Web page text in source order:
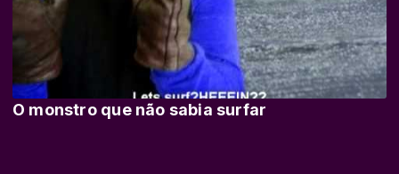
O monstro que não sabia surfar